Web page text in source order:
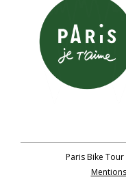
Paris Bike